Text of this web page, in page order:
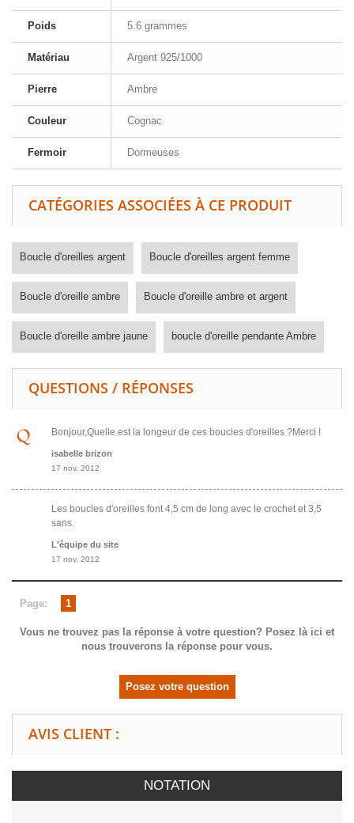
Poids 5.6 grammes
Matériau Argent 925/1000
Pierre Ambre
Couleur Cognac
Fermoir Dormeuses
CATÉGORIES ASSOCIÉES À CE PRODUIT
Boucle d'oreilles argent Boucle d'oreilles argent femme
Boucle d'oreille ambre Boucle d'oreille ambre et argent
Boucle d'oreille ambre jaune boucle d'oreille pendante Ambre
QUESTIONS / RÉPONSES
Bonjour,Quelle est la longeur de ces boucles d'oreilles ?Merci !
isabelle brizon
17 nov. 2012
Les boucles d'oreilles font 4,5 cm de long avec le crochet et 3,5
sans.
L'équipe du site
17 nov. 2012
Page: 1
Vous ne trouvez pas la réponse à votre question? Posez là ici et
nous trouverons la réponse pour vous.
Posez votre question
AVIS CLIENT :
NOTATION